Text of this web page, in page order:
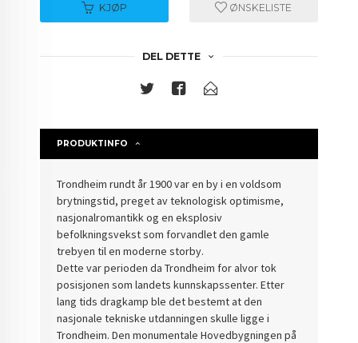
KJØP ØNSKELISTE
DEL DETTE
PRODUKTINFO
Trondheim rundt år 1900 var en by i en voldsom
brytningstid, preget av teknologisk optimisme,
nasjonalromantikk og en eksplosiv
befolkningsvekst som forvandlet den gamle
trebyen til en moderne storby.
Dette var perioden da Trondheim for alvor tok
posisjonen som landets kunnskapssenter.Etter
lang tids dragkamp ble det bestemt at den
nasjonale tekniske utdanningen skulle ligge i
Trondheim. Den monumentale Hovedbygningen på